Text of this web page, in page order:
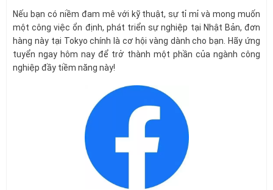
Nếu bạn có niềm đam mê với kỹ thuật, sự tỉ mỉ và mong muốn
một công việc ổn định, phát triển sự nghiệp tại Nhật Bản, đơn
hàng này tại Tokyo chính là cơ hội vàng dành cho bạn. Hãy ứng
tuyển ngay hôm nay để trở thành một phần của ngành công
nghiệp đầy tiềm năng này!